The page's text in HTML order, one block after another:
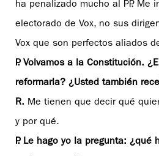
ha penalizado mucho al PP. Me
electorado de Vox, no sus
Vox que son perfectos aliados
P. Volvamos a la Constitución.
reformarla? ¿Usted también
R. Me tienen que decir qué
y por qué.
P. Le hago yo la pregunta: ¿qué